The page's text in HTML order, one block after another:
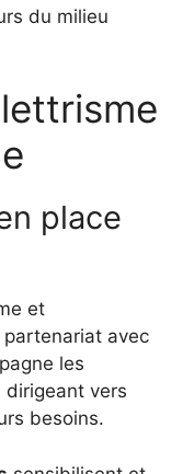
du milieu
place
et
partenariat avec
les
dirigeant vers
besoins.